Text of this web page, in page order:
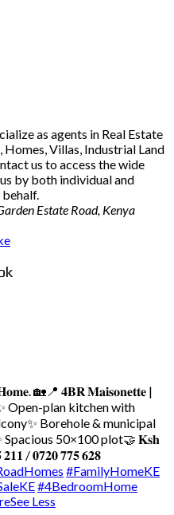
as agents in Real Estate
Villas, Industrial Land
us to access the wide
by both individual and
Estate Road, Kenya
🏡 📍 𝟒𝐁𝐑 𝐌𝐚𝐢𝐬𝐨𝐧𝐞𝐭𝐭𝐞 |
Open-plan kitchen with
✨ Borehole & municipal
Spacious 50×100 plot🤝 𝐊𝐬𝐡
/ 𝟎𝟕𝟐𝟎 𝟕𝟕𝟓 𝟔𝟐𝟖
#FamilyHomeKE
#4BedroomHome
See Less